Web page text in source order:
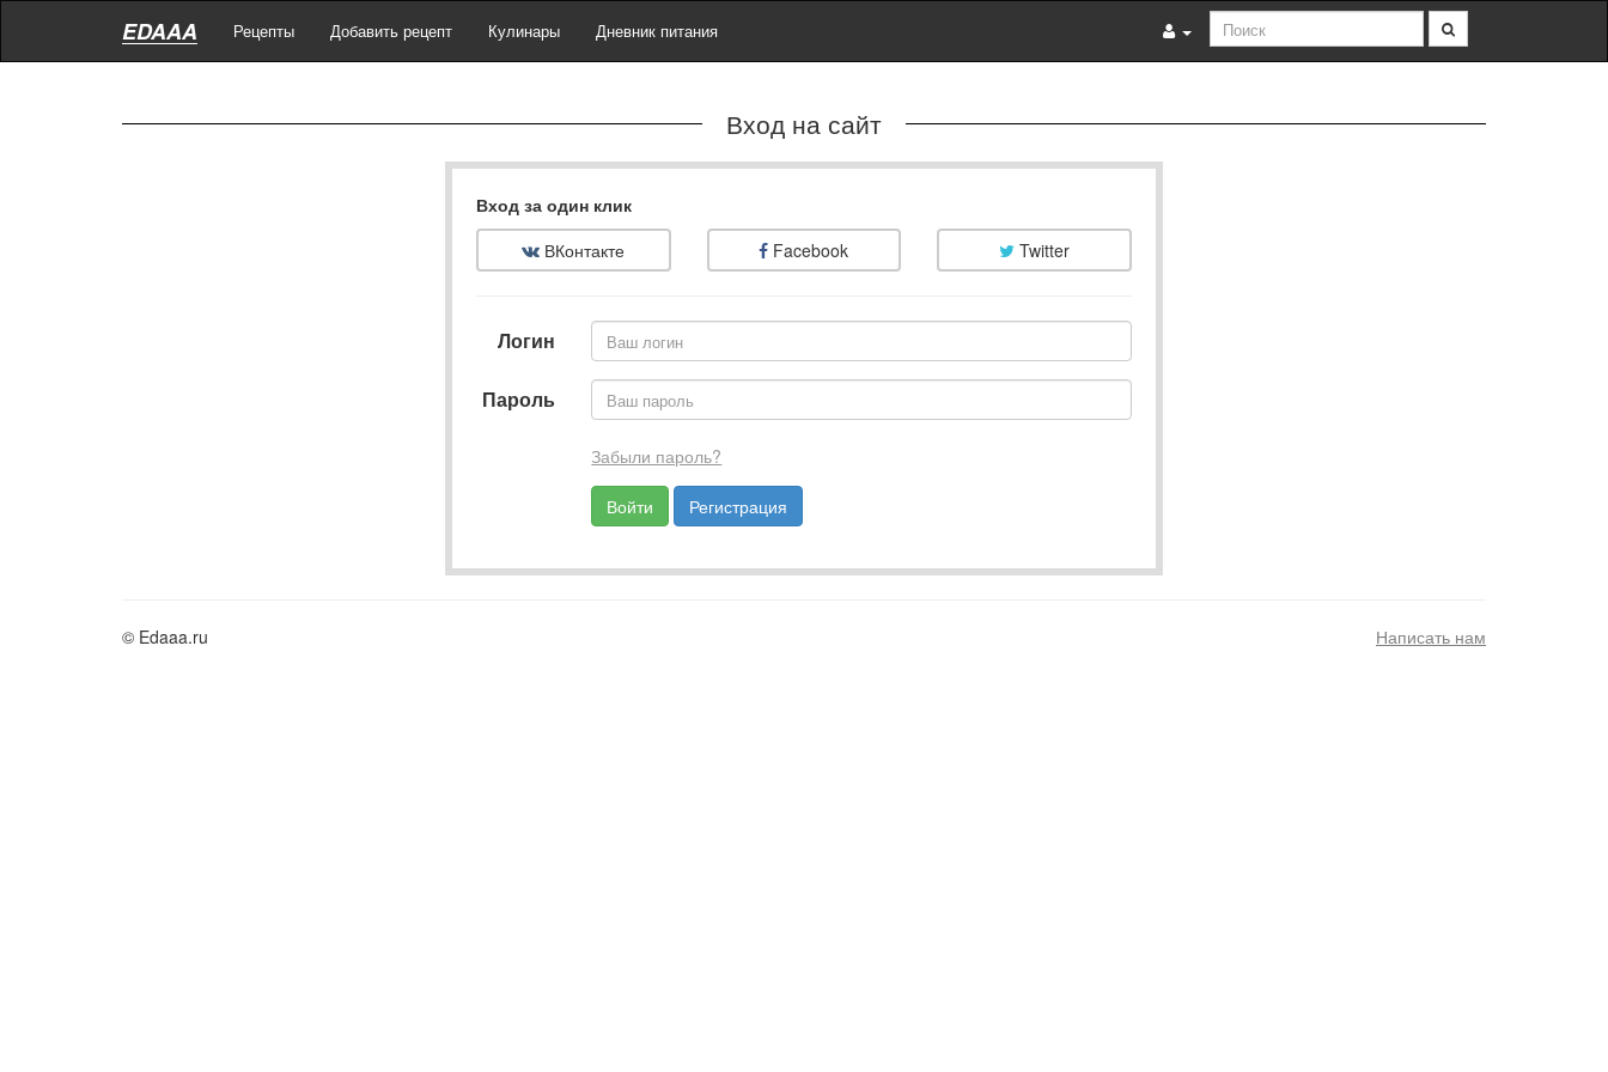
EDAAA Рецепты Добавить рецепт Кулинары Дневник питания
Вход на сайт
Вход за один клик
ВКонтакте
Facebook Twitter
Логин
Пароль
Забыли пароль?
Регистрация
Написать нам
© Edaaa.ru